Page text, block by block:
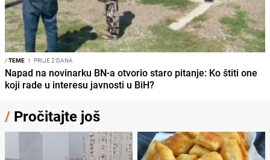
/TEME I PRIJE 2 DANA
Napad na novinarku BN-a otvorio staro pitanje: Ko štiti one
koji rade u interesu javnosti u BiH?
/ Pročitajte još